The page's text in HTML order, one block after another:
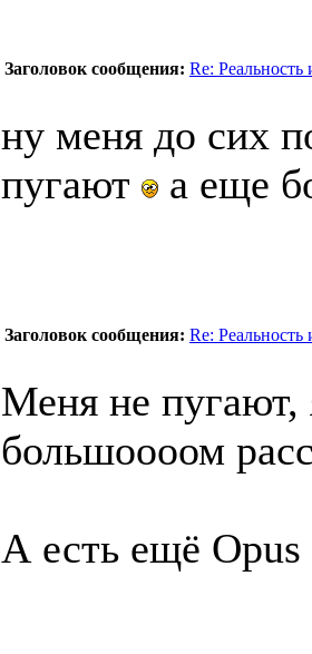
Заголовок сообщения: Re:
ну меня до сих
пугают
а еще
Заголовок сообщения: Re:
Меня не пугают,
большоооом
А есть ещё